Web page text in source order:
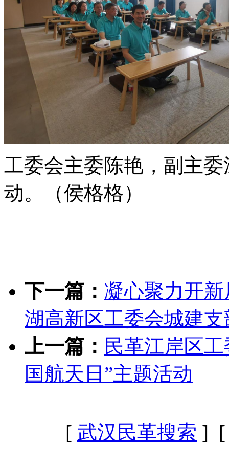
工委会主委陈艳，副主
动。
（侯格格）
下一篇： 凝心聚力开
湖高新区工委会城建
上一篇： 民革江岸区
国航天日”主题活动
[ 武汉民革搜索 ]